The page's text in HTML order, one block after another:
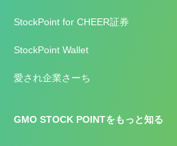
StockPoint for CHEER証券
StockPoint Wallet
愛され企業さーち
GMO STOCK POINTをもっと知る